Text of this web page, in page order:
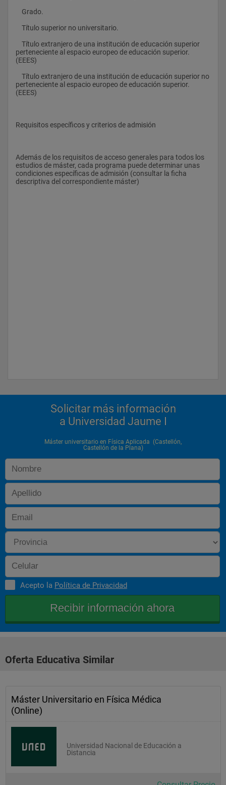
    Grado.
    Título superior no universitario.
perteneciente al espacio europeo de educación superior.
(EEES)
perteneciente al espacio europeo de educación superior.
(EEES)
Requisitos específicos y criterios de admisión
Además de los requisitos de acceso generales para todos los
estudios de máster, cada programa puede determinar unas
condiciones específicas de admisión (consultar la ficha
descriptiva del correspondiente máster)
Solicitar más información
a Universidad Jaume I
Máster universitario en Física Aplicada (Castellón,
Castellón de la Plana)
Acepto la Política de Privacidad
Oferta Educativa Similar
Máster Universitario en Física Médica
(Online)
Universidad Nacional de Educación a
Distancia